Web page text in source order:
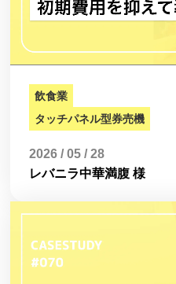
飲食業
タッチパネル型券売機
2026 / 05 / 28
レバニラ中華満腹 様